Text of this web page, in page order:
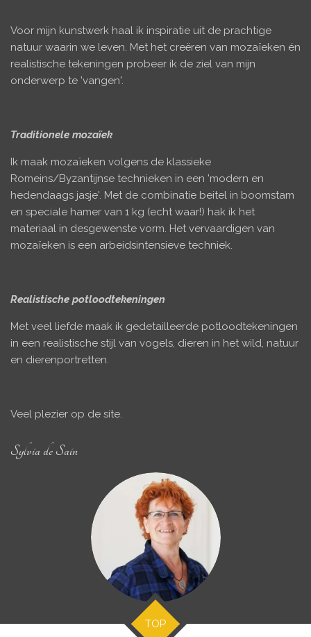
Voor mijn kunstwerk haal ik inspiratie uit de prachtige
natuur waarin we leven. Met het creëren van mozaïeken én
realistische tekeningen probeer ik de ziel van mijn
onderwerp te 'vangen'.
Traditionele mozaïek
Ik maak mozaïeken volgens de klassieke
Romeins/Byzantijnse technieken in een 'modern en
hedendaags jasje'. Met de combinatie beitel in boomstam
en speciale hamer van 1 kg (echt waar!) hak ik het
materiaal in desgewenste vorm. Het vervaardigen van
mozaïeken is een arbeidsintensieve techniek.
Realistische potloodtekeningen
Met veel liefde maak ik gedetailleerde potloodtekeningen
in een realistische stijl van vogels, dieren in het wild, natuur
en dierenportretten.
Veel plezier op de site.
Sylvia de Sain
TOP